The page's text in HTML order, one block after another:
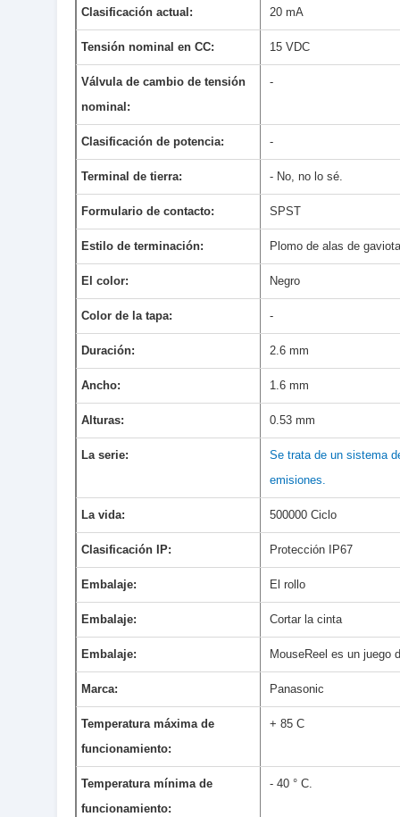
Clasificación actual: 20 mA
Tensión nominal en CC: 15 VDC
Válvula de cambio de tensión
nominal:
-
Clasificación de potencia: -
Terminal de tierra: - No, no lo sé.
Formulario de contacto: SPST
Estilo de terminación: Plomo de alas de gaviota
El color: Negro
Color de la tapa: -
Duración: 2.6 mm
Ancho: 1.6 mm
Alturas: 0.53 mm
La serie:
Se trata de un sistema
emisiones.
La vida: 500000 Ciclo
Clasificación IP: Protección IP67
Embalaje: El rollo
Embalaje: Cortar la cinta
Embalaje: MouseReel es un juego
Marca: Panasonic
Temperatura máxima de
funcionamiento:
+ 85 C
Temperatura mínima de
funcionamiento:
- 40 ° C.